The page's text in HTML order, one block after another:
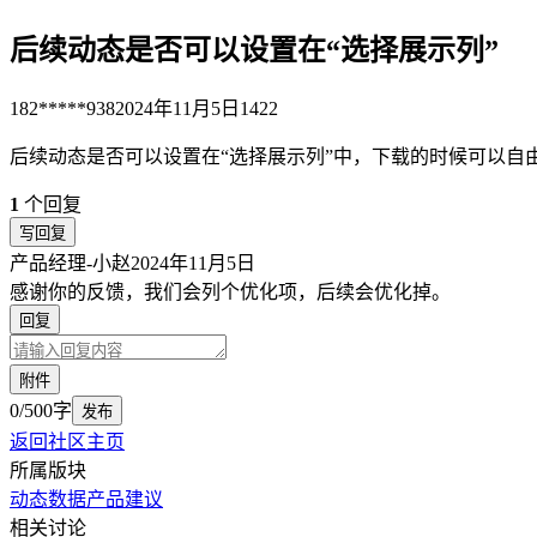
后续动态是否可以设置在“选择展示列”
182*****9382024年11月5日 1422
后续动态是否可以设置在“选择展示列”中，下载的时候可以自
1 个回复
写回复
产品经理-小赵2024年11月5日
感谢你的反馈，我们会列个优化项，后续会优化掉。
回复
附件
0/500字 发布
返回社区主页
所属版块
动态数据产品建议
相关讨论